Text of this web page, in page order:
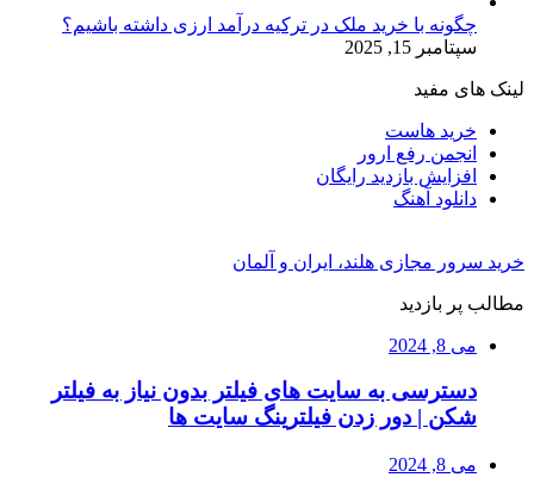
چگونه با خرید ملک در ترکیه درآمد ارزی داشته باشیم؟
سپتامبر 15, 2025
لینک های مفید
خرید هاست
انجمن رفع ارور
افزایش بازدید رایگان
دانلود آهنگ
خرید سرور مجازی هلند، ایران و آلمان
مطالب پر بازدید
می 8, 2024
دسترسی به سایت های فیلتر بدون نیاز به فیلتر
شکن | دور زدن فیلترینگ سایت ها
می 8, 2024